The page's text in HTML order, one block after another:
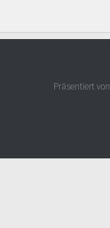
Präsentiert von